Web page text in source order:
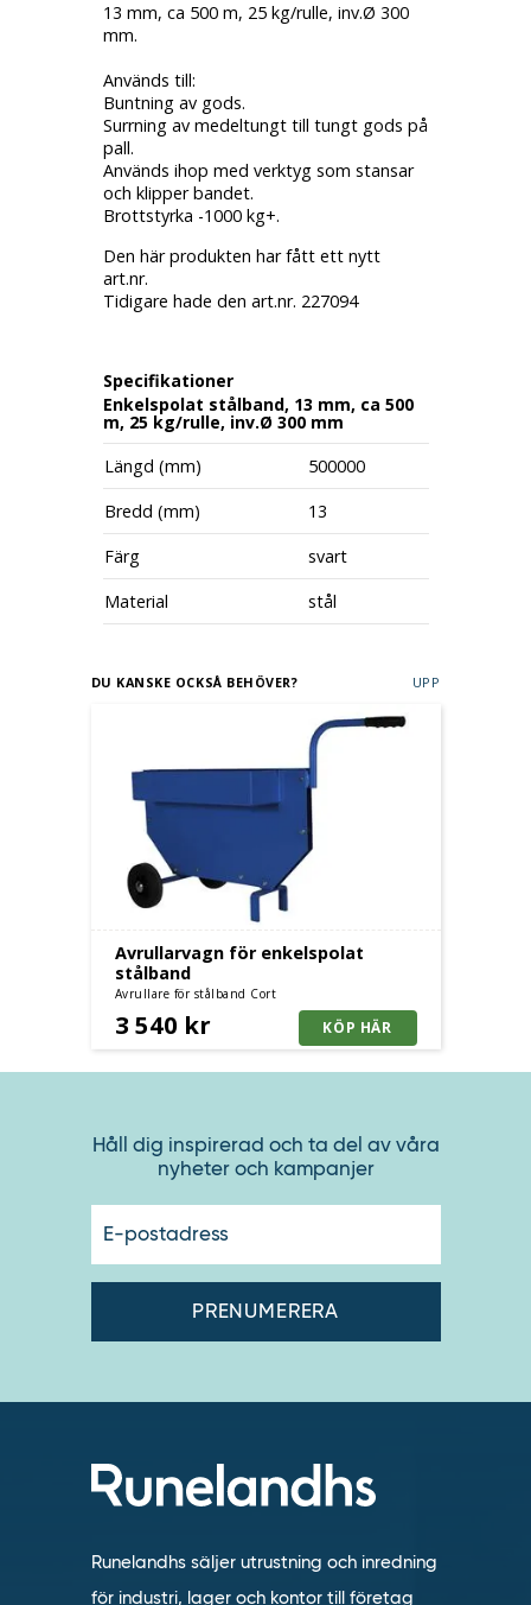
13 mm, ca 500 m, 25 kg/rulle, inv.Ø 300
mm.
Används till:
Buntning av gods.
Surrning av medeltungt till tungt gods på
pall.
Används ihop med verktyg som stansar
och klipper bandet.
Brottstyrka -1000 kg+.
Den här produkten har fått ett nytt
art.nr.
Tidigare hade den art.nr. 227094
Specifikationer
Enkelspolat stålband, 13 mm, ca 500
m, 25 kg/rulle, inv.Ø 300 mm
Längd (mm)
500000
Bredd (mm)
13
Färg
svart
Material
stål
DU KANSKE OCKSÅ BEHÖVER? UPP
Avrullarvagn för enkelspolat
stålband
Avrullare för stålband Cort
3 540 kr
Håll dig inspirerad och ta del av våra
nyheter och kampanjer
Runelandhs säljer utrustning och inredning
för industri, lager och kontor till företag